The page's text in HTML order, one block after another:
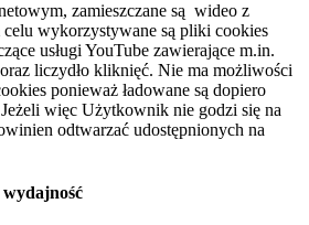
zamieszczane są wideo z
wykorzystywane są pliki cookies
usługi YouTube zawierające m.in.
liczydło kliknięć. Nie ma możliwości
ponieważ ładowane są dopiero
więc Użytkownik nie godzi się na
odtwarzać udostępnionych na
wydajność